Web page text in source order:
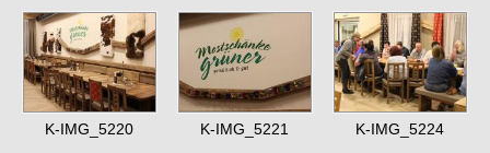
K-IMG_5220 K-IMG_5221 K-IMG_5224